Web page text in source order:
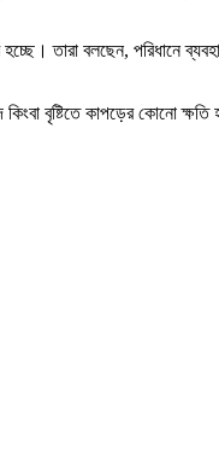
তারা বলছেন, পরিধানে
বৃষ্টিতে কাপড়ের কোনো ক্ষতি